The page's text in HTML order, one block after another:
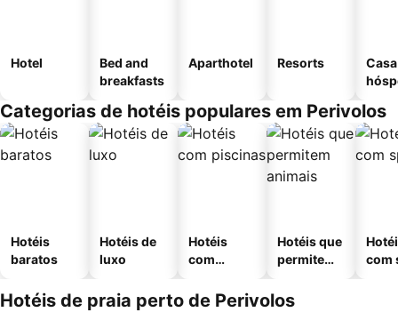
Hotel
Bed and
breakfasts
Aparthotel Resorts
Categorias de hotéis populares em Perivolos
Hotéis
baratos
Hotéis de
luxo
Hotéis
com
Hotéis que
permitem
com
Hotéis de praia perto de Perivolos